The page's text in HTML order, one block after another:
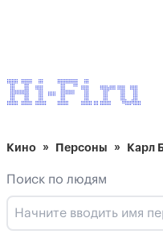
Кино Персоны Карл
Поиск по людям